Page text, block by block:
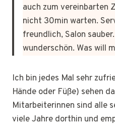
auch zum vereinbarten
nicht 30min warten.
freundlich, Salon
wunderschön. Was will
Ich bin jedes Mal sehr
Hände oder Füße) sehen
Mitarbeiterinnen sind alle
viele Jahre dorthin und